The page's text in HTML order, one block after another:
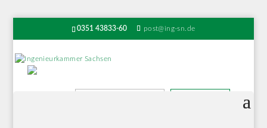
0351 43833-60 post@ing-sn.de